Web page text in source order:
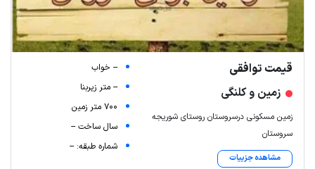
Leaflet| Map data ©ariamarz.com
قیمت توافقی
زمین و کلنگی
زمین مسکونی درسروستان روستای شوریجه
سروستان
مشاهده جزییات
-- خواب
-- متر زیربنا
700 متر زمین
سال ساخت --
شماره طبقه: --